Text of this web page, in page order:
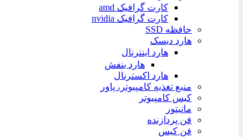
کارت گرافیک amd
کارت گرافیک nvidia
حافظه SSD
هارد دیسک
هارد اینترنال
هارد بنفش
هارد اکسترنال
منبع تغذیه کامپیوتر، پاور
کیس کامپیوتر
مانیتور
فن پردازنده
فن کیس